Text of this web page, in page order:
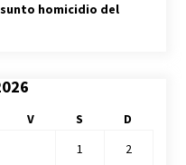
homicidio del
V S
D
1
2